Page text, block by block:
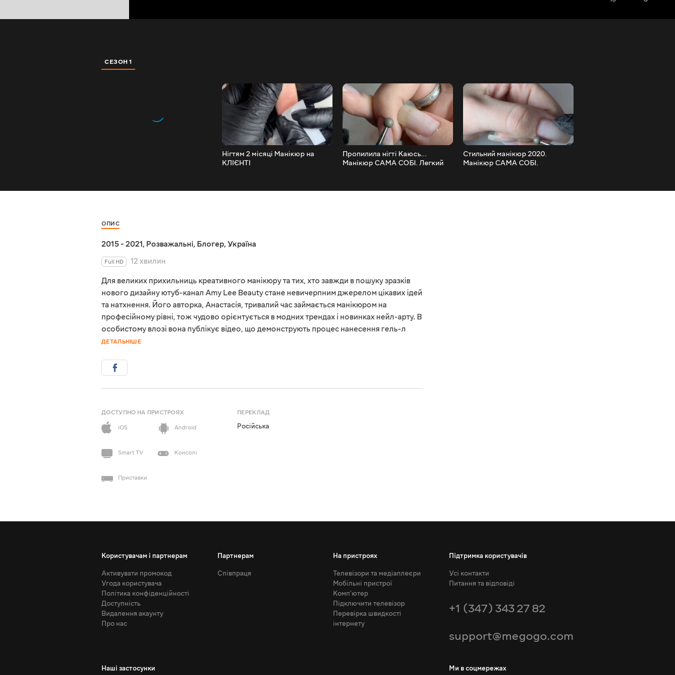
СЕЗОН 1
Нігтям 2 місяці Манікюр на
КЛІЄНТІ
Пропилила нігті Каюсь...
Манікюр САМА СОБІ. Легкий
Стильний манікюр 2020.
Манікюр САМА СОБІ.
ОПИС
2015 - 2021, Розважальні, Блогер, Україна
Full HD
12 хвилин
Для великих прихильниць креативного манікюру та тих, хто завжди в пошуку зразків
нового дизайну ютуб-канал Amy Lee Beauty стане невичерпним джерелом цікавих ідей
та натхнення. Його авторка, Анастасія, тривалий час займається манікюром на
професійному рівні, тож чудово орієнтується в модних трендах і новинках нейл-арту. В
особистому влозі вона публікує відео, що демонструють процес нанесення гель-л
ДЕТАЛЬНІШЕ
ДОСТУПНО НА ПРИСТРОЯХ
iOS
Android
Smart TV Консолі
Приставки
ПЕРЕКЛАД
Російська
Користувачам і партнерам
Активувати промокод
Угода користувача
Політика конфіденційності
Доступність
Видалення акаунту
Про нас
Партнерам
Співпраця
На пристроях
Телевізори та медіаплеєри
Мобільні пристрої
Комп'ютер
Підключити телевізор
Перевірка швидкості
інтернету
Підтримка користувачів
Усі контакти
Питання та відповіді
+1 (347) 343 27 82
support@megogo.com
Наші застосунки Ми в соцмережах